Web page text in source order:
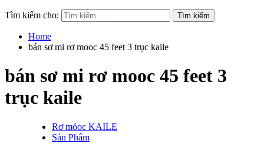
Tìm kiếm cho:
Home
bán sơ mi rơ mooc 45 feet 3 trục kaile
bán sơ mi rơ mooc 45 feet 3
trục kaile
Rơ móoc KAILE
Sản Phẩm